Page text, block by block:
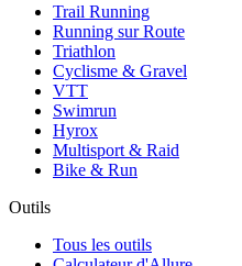
Trail Running
Running sur Route
Triathlon
Cyclisme & Gravel
VTT
Swimrun
Hyrox
Multisport & Raid
Bike & Run
Outils
Tous les outils